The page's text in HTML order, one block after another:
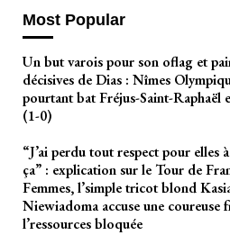
Most Popular
Un but varois pour son oflag et
décisives de Dias : Nîmes
pourtant bat Fréjus-Saint-Raphaël
(1-0)
“J’ai perdu tout respect pour elles
ça” : explication sur le Tour de
Femmes, l’simple tricot blond
Niewiadoma accuse une coureuse
l’ressources bloquée